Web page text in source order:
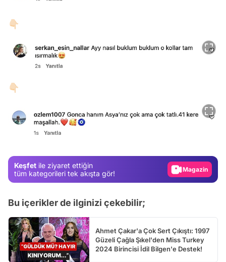
👇🏻
👇🏻
Keşfet ile ziyaret ettiğin
tüm kategorileri tek akışta gör!
Video
Magazin
Video
Bu içerikler de ilginizi çekebilir;
Ahmet Çakar'a Çok Sert Çıkıştı: 1997
Güzeli Çağla Şıkel'den Miss Turkey
2024 Birincisi İdil Bilgen'e Destek!